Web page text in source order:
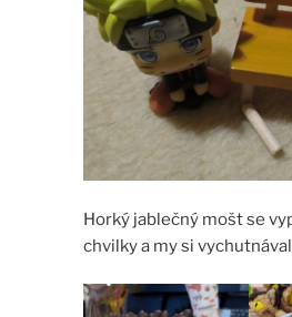
Horký jablečný mošt se
chvilky a my si